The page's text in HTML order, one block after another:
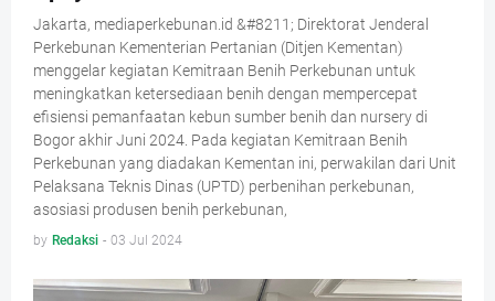
Jakarta, mediaperkebunan.id &#8211; Direktorat Jenderal
Perkebunan Kementerian Pertanian (Ditjen Kementan)
menggelar kegiatan Kemitraan Benih Perkebunan untuk
meningkatkan ketersediaan benih dengan mempercepat
efisiensi pemanfaatan kebun sumber benih dan nursery di
Bogor akhir Juni 2024. Pada kegiatan Kemitraan Benih
Perkebunan yang diadakan Kementan ini, perwakilan dari Unit
Pelaksana Teknis Dinas (UPTD) perbenihan perkebunan,
asosiasi produsen benih perkebunan,
by Redaksi - 03 Jul 2024